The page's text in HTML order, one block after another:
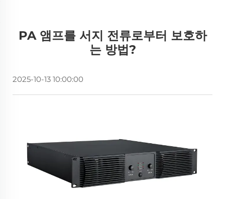
PA 앰프를 서지 전류로부터 보호하
는 방법?
2025-10-13 10:00:00